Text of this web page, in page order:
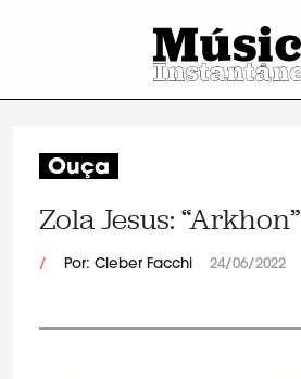
Ouça
Zola Jesus: “Arkhon”
/ Por: Cleber Facchi 24/06/2022